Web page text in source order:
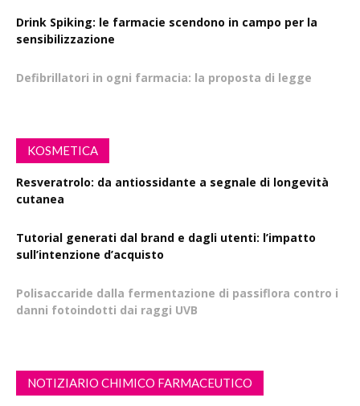
Drink Spiking: le farmacie scendono in campo per la
sensibilizzazione
Defibrillatori in ogni farmacia: la proposta di legge
KOSMETICA
Resveratrolo: da antiossidante a segnale di longevità
cutanea
Tutorial generati dal brand e dagli utenti: l’impatto
sull’intenzione d’acquisto
Polisaccaride dalla fermentazione di passiflora contro i
danni fotoindotti dai raggi UVB
NOTIZIARIO CHIMICO FARMACEUTICO